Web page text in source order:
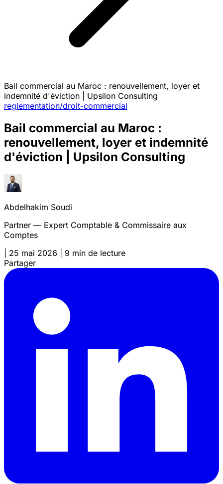
Bail commercial au Maroc : renouvellement, loyer et
indemnité d'éviction | Upsilon Consulting
reglementation/droit-commercial
Bail commercial au Maroc :
renouvellement, loyer et indemnité
d'éviction | Upsilon Consulting
Abdelhakim Soudi
Partner — Expert Comptable & Commissaire aux
Comptes
25 mai 2026
9 min de lecture
Partager